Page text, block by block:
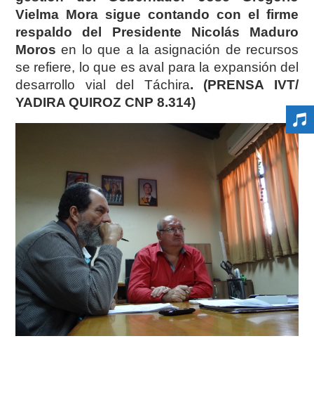
Vielma Mora sigue contando con el firme
respaldo del Presidente Nicolás Maduro
Moros en lo que a la asignación de recursos
se refiere, lo que es aval para la expansión del
desarrollo vial del Táchira. (PRENSA IVT/
YADIRA QUIROZ CNP 8.314)